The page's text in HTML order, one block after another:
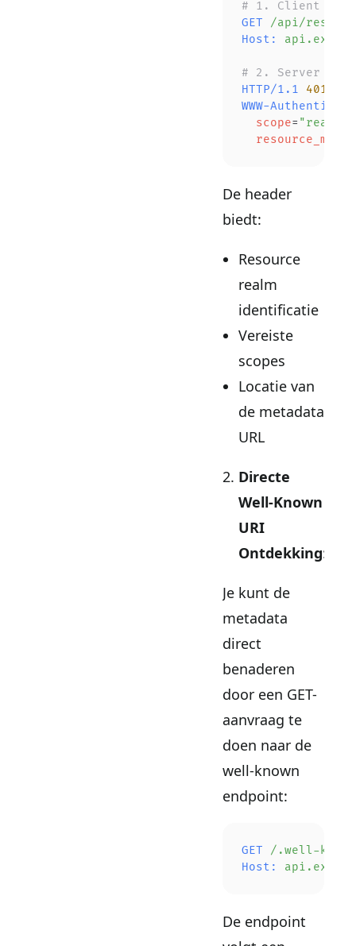
# 1. Client doet
GET /api/
Host:
# 2. Server
HTTP/1.1 401
WWW-
  scope
= "read
De header
biedt:
Resource
realm
identificatie
Vereiste
scopes
Locatie van
de metadata
URL
Directe
Well-Known
URI
Ontdekking:
Je kunt de
metadata
direct
benaderen
door een GET-
aanvraag te
doen naar de
well-known
endpoint:
GET /.well-
Host:
De endpoint